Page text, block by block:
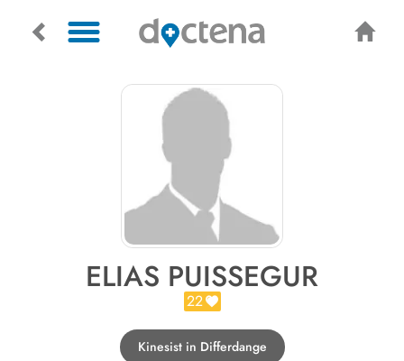
ELIAS PUISSEGUR
22
Kinesist in Differdange